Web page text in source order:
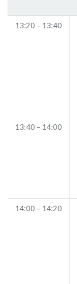
13:20 – 13:40
13:40 – 14:00
14:00 – 14:20